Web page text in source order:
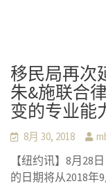
移民局再次
朱&施联合
变的专业能
8月 30, 2018
【纽约讯】8月28
的日期将从2018年